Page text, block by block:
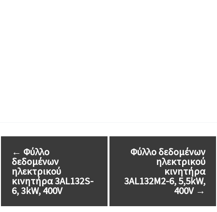
← Φύλλο
δεδομένων
ηλεκτρικού
κινητήρα 3AL132S-
6, 3kW, 400V
Φύλλο δεδομένων
ηλεκτρικού
κινητήρα
3AL132M2-6, 5,5kW,
400V →